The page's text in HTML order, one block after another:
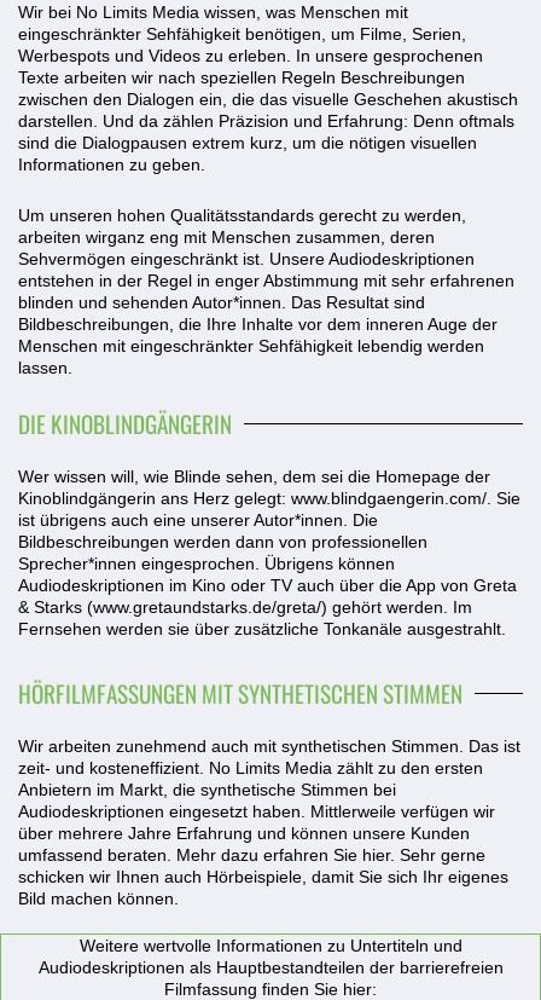
Wir bei No Limits Media wissen, was Menschen mit
eingeschränkter Sehfähigkeit benötigen, um Filme, Serien,
Werbespots und Videos zu erleben. In unsere gesprochenen
Texte arbeiten wir nach speziellen Regeln Beschreibungen
zwischen den Dialogen ein, die das visuelle Geschehen akustisch
darstellen. Und da zählen Präzision und Erfahrung: Denn oftmals
sind die Dialogpausen extrem kurz, um die nötigen visuellen
Informationen zu geben.
Um unseren hohen Qualitätsstandards gerecht zu werden,
arbeiten wirganz eng mit Menschen zusammen, deren
Sehvermögen eingeschränkt ist. Unsere Audiodeskriptionen
entstehen in der Regel in enger Abstimmung mit sehr erfahrenen
blinden und sehenden Autor*innen. Das Resultat sind
Bildbeschreibungen, die Ihre Inhalte vor dem inneren Auge der
Menschen mit eingeschränkter Sehfähigkeit lebendig werden
lassen.
DIE KINOBLINDGÄNGERIN
Wer wissen will, wie Blinde sehen, dem sei die Homepage der
Kinoblindgängerin ans Herz gelegt: www.blindgaengerin.com/ . Sie
ist übrigens auch eine unserer Autor*innen. Die
Bildbeschreibungen werden dann von professionellen
Sprecher*innen eingesprochen. Übrigens können
Audiodeskriptionen im Kino oder TV auch über die App von Greta
& Starks (www.gretaundstarks.de/greta/) gehört werden. Im
Fernsehen werden sie über zusätzliche Tonkanäle ausgestrahlt.
HÖRFILMFASSUNGEN MIT SYNTHETISCHEN STIMMEN
Wir arbeiten zunehmend auch mit synthetischen Stimmen. Das ist
zeit- und kosteneffizient. No Limits Media zählt zu den ersten
Anbietern im Markt, die synthetische Stimmen bei
Audiodeskriptionen eingesetzt haben. Mittlerweile verfügen wir
über mehrere Jahre Erfahrung und können unsere Kunden
umfassend beraten. Mehr dazu erfahren Sie hier. Sehr gerne
schicken wir Ihnen auch Hörbeispiele, damit Sie sich Ihr eigenes
Bild machen können.
Weitere wertvolle Informationen zu Untertiteln und
Audiodeskriptionen als Hauptbestandteilen der barrierefreien
Filmfassung finden Sie hier: